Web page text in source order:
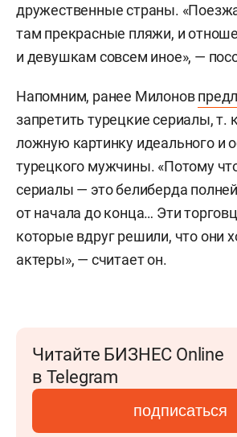
дружественные страны.
там прекрасные пляжи, и
и девушкам совсем иное», —
Напомним, ранее Милонов
запретить турецкие сериалы, т.
ложную картинку идеального и
турецкого мужчины. «Потому
сериалы — это белиберда
от начала до конца… Эти
которые вдруг решили, что они
актеры», — считает он.
Читайте БИЗНЕС Online
в Telegram
подписаться